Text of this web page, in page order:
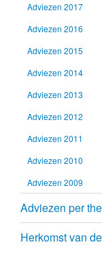
Adviezen 2017
Adviezen 2016
Adviezen 2015
Adviezen 2014
Adviezen 2013
Adviezen 2012
Adviezen 2011
Adviezen 2010
Adviezen 2009
Adviezen per
Herkomst van